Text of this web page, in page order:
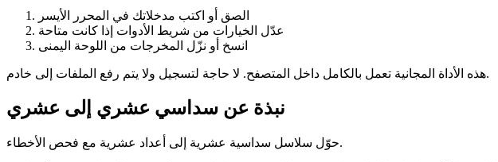
الصق أو اكتب مدخلاتك في المحرر الأيسر
عدّل الخيارات من شريط الأدوات إذا كانت متاحة
انسخ أو نزّل المخرجات من اللوحة اليمنى
هذه الأداة المجانية تعمل بالكامل داخل المتصفح. لا حاجة لتسجيل ولا يتم رفع الملفات إلى خادم.
نبذة عن سداسي عشري إلى عشري
حوّل سلاسل سداسية عشرية إلى أعداد عشرية مع فحص الأخطاء.